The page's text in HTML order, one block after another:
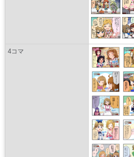
4コマ